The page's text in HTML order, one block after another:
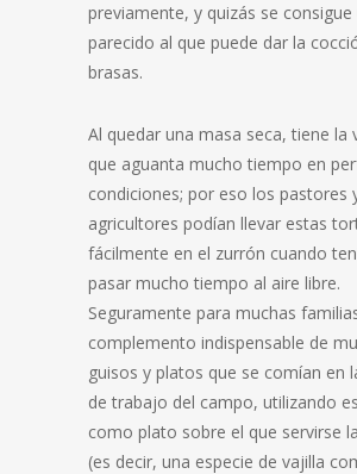
previamente, y quizás se
parecido al que puede dar la
brasas.
Al quedar una masa seca, tiene la
que aguanta mucho tiempo en
condiciones; por eso los pastores
agricultores podían llevar estas
fácilmente en el zurrón cuando
pasar mucho tiempo al aire libre.
Seguramente para muchas
complemento indispensable de
guisos y platos que se comían en
de trabajo del campo, utilizando
como plato sobre el que servirse
(es decir, una especie de vajilla